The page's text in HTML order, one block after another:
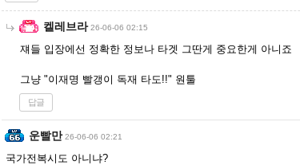
켈레브라 26-06-06 02:15
쟤들 입장에선 정확한 정보나 타겟 그딴게 중요한게 아니죠
그냥 "이재명 빨갱이 독재 타도!!" 원툴
답글
운빨만 26-06-06 02:21
국가전복시도 아니냐?